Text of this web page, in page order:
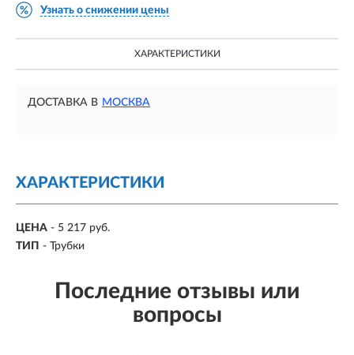
Узнать о снижении цены
ХАРАКТЕРИСТИКИ
ДОСТАВКА В МОСКВА
ХАРАКТЕРИСТИКИ
ЦЕНА - 5 217 руб.
ТИП - Трубки
Последние отзывы или
вопросы